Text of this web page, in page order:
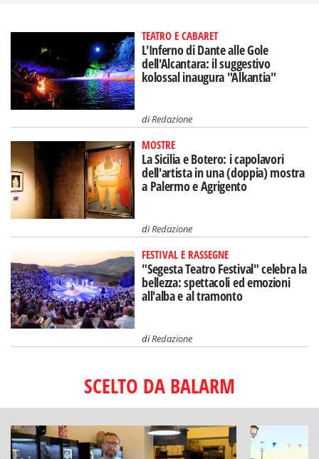
TEATRO E CABARET
L'Inferno di Dante alle Gole
dell'Alcantara: il suggestivo
kolossal inaugura "Alkantia"
diRedazione
MOSTRE
La Sicilia e Botero: i capolavori
dell'artista in una (doppia) mostra
a Palermo e Agrigento
diRedazione
FESTIVAL E RASSEGNE
"Segesta Teatro Festival" celebra la
bellezza: spettacoli ed emozioni
all'alba e al tramonto
diRedazione
SCELTO DA BALARM